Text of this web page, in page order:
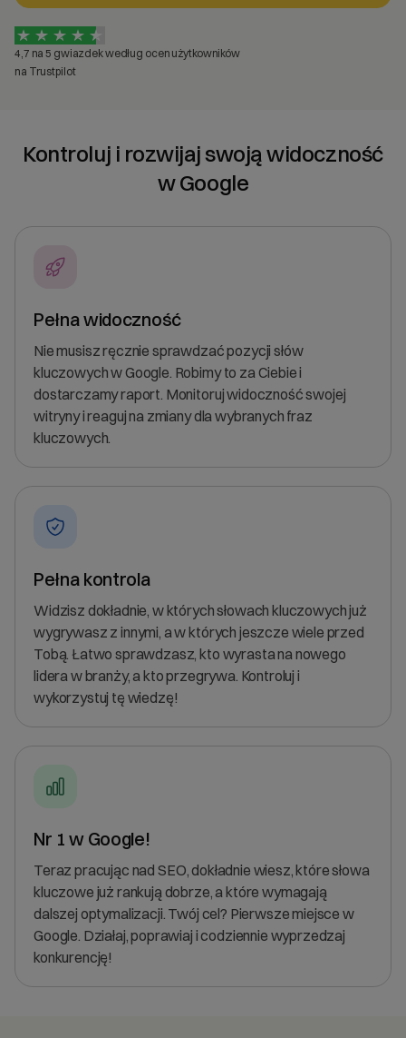
4,7 na 5 gwiazdek według ocen użytkowników
na Trustpilot
Kontroluj i rozwijaj swoją widoczność
w Google
Pełna widoczność
Nie musisz ręcznie sprawdzać pozycji słów
kluczowych w Google. Robimy to za Ciebie i
dostarczamy raport. Monitoruj widoczność swojej
witryny i reaguj na zmiany dla wybranych fraz
kluczowych.
Pełna kontrola
Widzisz dokładnie, w których słowach kluczowych już
wygrywasz z innymi, a w których jeszcze wiele przed
Tobą. Łatwo sprawdzasz, kto wyrasta na nowego
lidera w branży, a kto przegrywa. Kontroluj i
wykorzystuj tę wiedzę!
Nr 1 w Google!
Teraz pracując nad SEO, dokładnie wiesz, które słowa
kluczowe już rankują dobrze, a które wymagają
dalszej optymalizacji. Twój cel? Pierwsze miejsce w
Google. Działaj, poprawiaj i codziennie wyprzedzaj
konkurencję!